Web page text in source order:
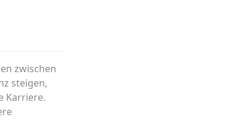
Umbruch““
zwischen
steigen,
Karriere.